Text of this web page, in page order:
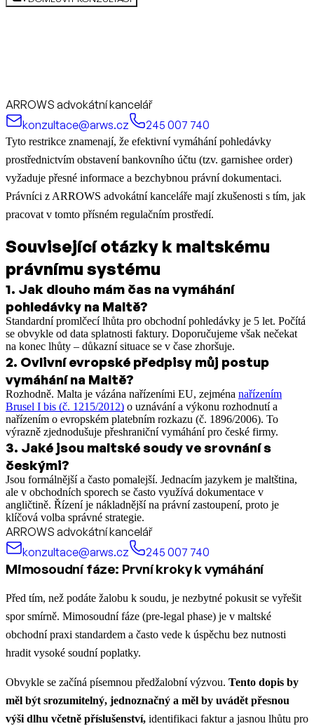
ARROWS advokátní kancelář
konzultace@arws.cz
245 007 740
Tyto restrikce znamenají, že efektivní vymáhání pohledávky
prostřednictvím obstavení bankovního účtu (tzv. garnishee order)
vyžaduje přesné informace a bezchybnou právní dokumentaci.
Právníci z ARROWS advokátní kanceláře mají zkušenosti s tím, jak
pracovat v tomto přísném regulačním prostředí.
Související otázky k maltskému
právnímu systému
1. Jak dlouho mám čas na vymáhání
pohledávky na Maltě?
Standardní promlčecí lhůta pro obchodní pohledávky je 5 let. Počítá
se obvykle od data splatnosti faktury. Doporučujeme však nečekat
na konec lhůty – důkazní situace se v čase zhoršuje.
2. Ovlivní evropské předpisy můj postup
vymáhání na Maltě?
Rozhodně. Malta je vázána nařízeními EU, zejména nařízením
Brusel I bis (č. 1215/2012) o uznávání a výkonu rozhodnutí a
nařízením o evropském platebním rozkazu (č. 1896/2006). To
výrazně zjednodušuje přeshraniční vymáhání pro české firmy.
3. Jaké jsou maltské soudy ve srovnání s
českými?
Jsou formálnější a často pomalejší. Jednacím jazykem je maltština,
ale v obchodních sporech se často využívá dokumentace v
angličtině. Řízení je nákladnější na právní zastoupení, proto je
klíčová volba správné strategie.
ARROWS advokátní kancelář
konzultace@arws.cz
245 007 740
Mimosoudní fáze: První kroky k vymáhání
Před tím, než podáte žalobu k soudu, je nezbytné pokusit se vyřešit
spor smírně. Mimosoudní fáze (pre-legal phase) je v maltské
obchodní praxi standardem a často vede k úspěchu bez nutnosti
hradit vysoké soudní poplatky.
Obvykle se začíná písemnou předžalobní výzvou. Tento dopis by
měl být srozumitelný, jednoznačný a měl by uvádět přesnou
výši dlhu včetně příslušenství, identifikaci faktur a jasnou lhůtu pro